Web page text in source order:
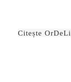
Citește